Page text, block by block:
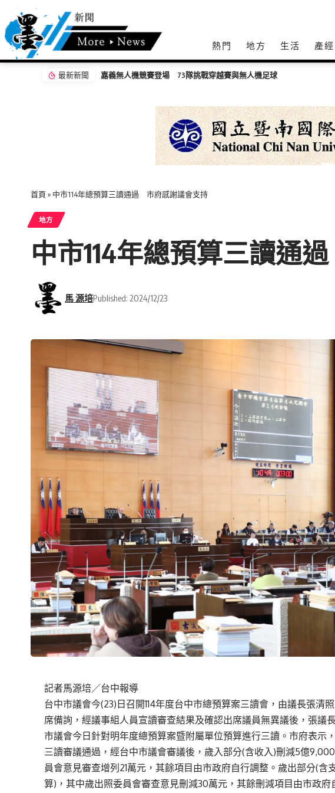
熱門 地方 生活 產經
最新新聞 嘉義無人機競賽登場 73隊挑戰穿越賽與無人機足球
首頁 » 中市114年總預算三讀通過 市府感謝議會支持
地方
中市114年總預算三讀通
馬 源培Published: 2024/12/23
記者馬源培／台中報導
台中市議會今(23)日召開114年度台中市總預算案三讀會，由議長張清
席備詢，經議事組人員宣讀審查結果及確認出席議員無異議後，張議
市議會今日針對明年度總預算案暨附屬單位預算進行三讀。市府表示
三讀審議通過，經台中市議會審議後，歲入部分(含收入)刪減5億
員會意見審查增列21萬元，其餘項目由市政府自行調整。歲出部分(
算)，其中歲出照委員會審查意見刪減30萬元，其餘刪減項目由市政